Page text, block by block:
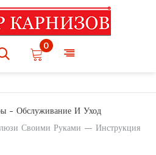
0
- Обслуживание И Уход
Своими Руками — Инструкция